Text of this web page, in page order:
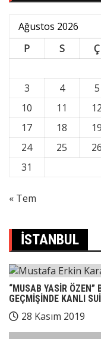
Ağustos 2026
P
S Ç
3
4 5
10
11 12
17
18 19
24
25 26
31
« Tem
İSTANBUL
“MUSAB YASİR
GEÇMİŞİNDE KANLI
28 Kasım 2019